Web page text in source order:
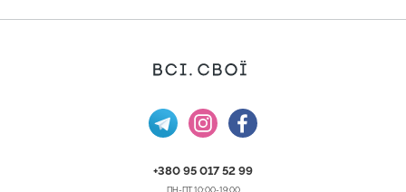
+380 95 017 52 99
ПН-ПТ 10:00-19:00